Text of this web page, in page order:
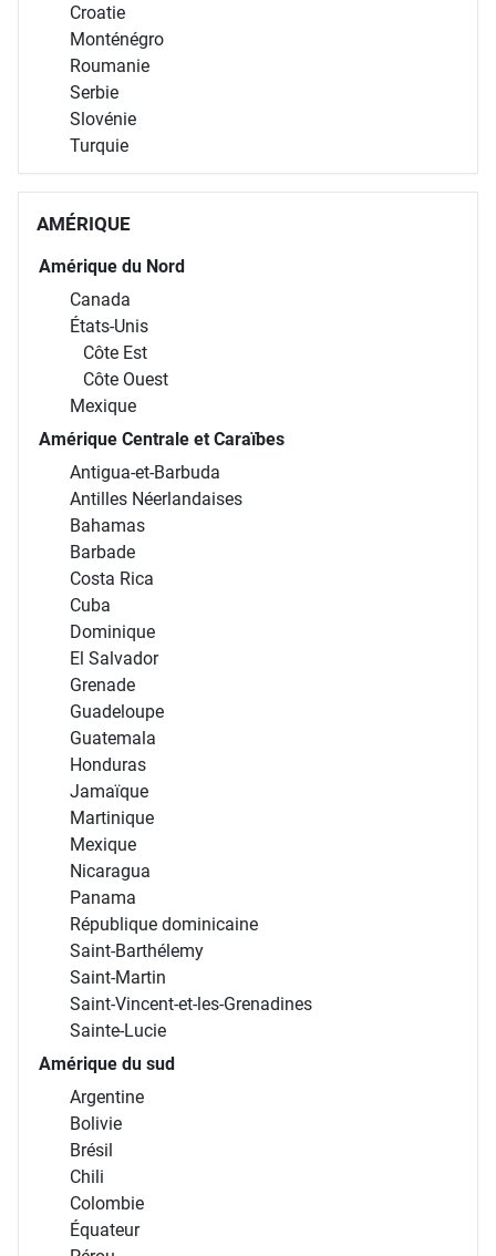
Croatie
Monténégro
Roumanie
Serbie
Slovénie
Turquie
AMÉRIQUE
Amérique du Nord
Canada
États-Unis
Côte Est
Côte Ouest
Mexique
Amérique Centrale et Caraïbes
Antigua-et-Barbuda
Antilles Néerlandaises
Bahamas
Barbade
Costa Rica
Cuba
Dominique
El Salvador
Grenade
Guadeloupe
Guatemala
Honduras
Jamaïque
Martinique
Mexique
Nicaragua
Panama
République dominicaine
Saint-Barthélemy
Saint-Martin
Saint-Vincent-et-les-Grenadines
Sainte-Lucie
Amérique du sud
Argentine
Bolivie
Brésil
Chili
Colombie
Équateur